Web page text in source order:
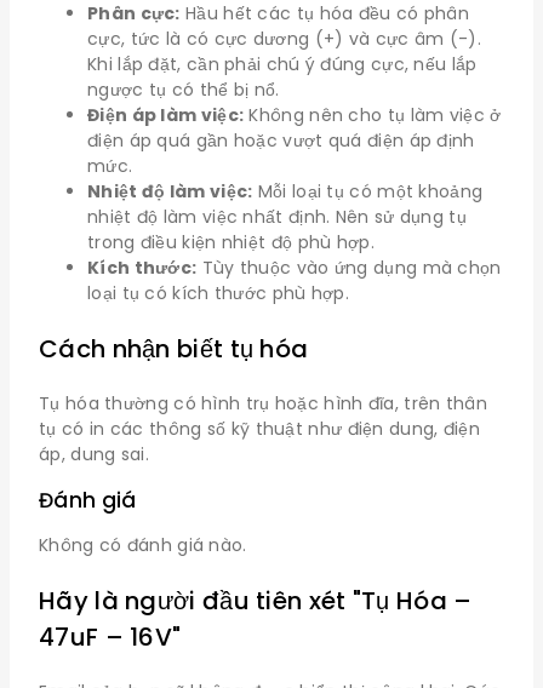
Phân cực: Hầu hết các tụ hóa đều có phân
cực, tức là có cực dương (+) và cực âm (-).
Khi lắp đặt, cần phải chú ý đúng cực, nếu lắp
ngược tụ có thể bị nổ.
Điện áp làm việc: Không nên cho tụ làm việc ở
điện áp quá gần hoặc vượt quá điện áp định
mức.
Nhiệt độ làm việc: Mỗi loại tụ có một khoảng
nhiệt độ làm việc nhất định. Nên sử dụng tụ
trong điều kiện nhiệt độ phù hợp.
Kích thước: Tùy thuộc vào ứng dụng mà chọn
loại tụ có kích thước phù hợp.
Cách nhận biết tụ hóa
Tụ hóa thường có hình trụ hoặc hình đĩa, trên thân
tụ có in các thông số kỹ thuật như điện dung, điện
áp, dung sai.
Đánh giá
Không có đánh giá nào.
Hãy là người đầu tiên xét "Tụ Hóa –
47uF – 16V"